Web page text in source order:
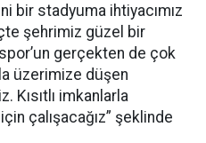
bir stadyuma ihtiyacımız
şehrimiz güzel bir
gerçekten de çok
üzerimize düşen
Kısıtlı imkanlarla
çalışacağız” şeklinde